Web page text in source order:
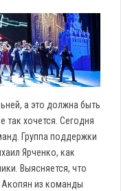
а это должна быть
так хочется. Сегодня
Группа поддержки
Ярченко, как
Выясняется, что
Акопян из команды